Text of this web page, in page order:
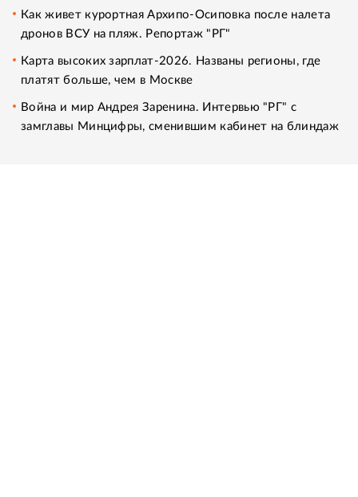
Как живет курортная Архипо-Осиповка после налета
дронов ВСУ на пляж. Репортаж "РГ"
Карта высоких зарплат-2026. Названы регионы, где
платят больше, чем в Москве
Война и мир Андрея Заренина. Интервью "РГ" с
замглавы Минцифры, сменившим кабинет на блиндаж